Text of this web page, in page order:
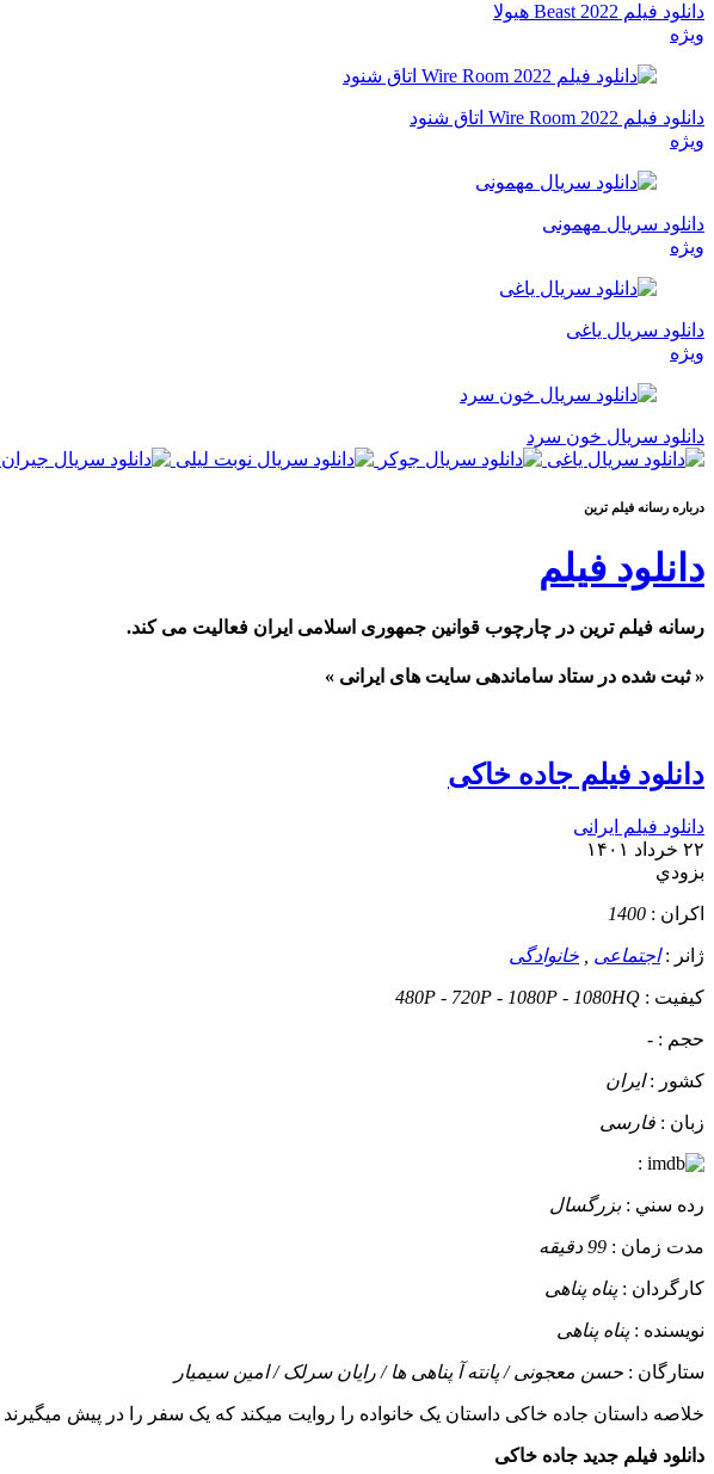
دانلود فیلم Beast 2022 هیولا
ویژه
دانلود فیلم Wire Room 2022 اتاق شنود
ویژه
دانلود سریال مهمونی
ویژه
دانلود سریال یاغی
ویژه
دانلود سریال خون سرد
درباره رسانه فيلم ترين
دانلود فیلم
رسانه فیلم ترین در چارچوب قوانین جمهوری اسلامی ایران فعالیت می کند.
« ثبت شده در ستاد ساماندهی سایت های ایرانی »
دانلود فیلم جاده خاکی
دانلود فیلم ایرانی
۲۲ خرداد ۱۴۰۱
بزودي
اکران : 1400
ژانر :اجتماعی خانوادگی
کيفيت : 480P - 720P - 1080P - 1080HQ
حجم : -
کشور :ایران
زبان : فارسی
:
رده سني :بزرگسال
مدت زمان : 99 دقیقه
کارگردان :پناه پناهی
نويسنده :پناه پناهی
ستارگان : حسن معجونی / پانته آ پناهی‌ ها / رایان سرلک / امین سیمیار
خلاصه داستان جاده خاکی داستان یک خانواده را روایت میکند که یک سفر را در پیش
دانلود فیلم جدید جاده خاکی